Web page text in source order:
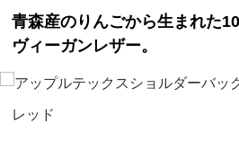
ュ
ー
青森産のりんごから生まれた
ヴィーガンレザー。
レッド